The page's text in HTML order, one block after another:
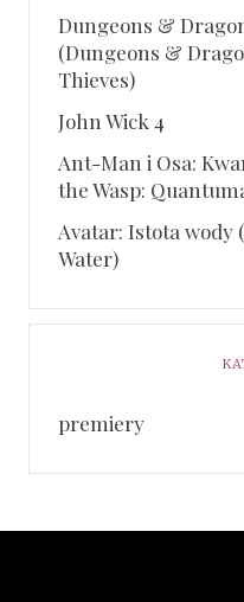
Dungeons &
(Dungeons &
Thieves)
John Wick 4
Ant-Man i Osa:
the Wasp:
Avatar: Istota wody
Water)
premiery